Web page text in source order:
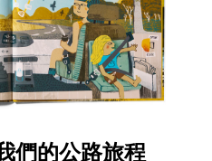
們的公路旅程